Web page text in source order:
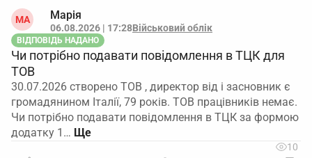
МА Марія
06.08.2026 | 17:28Військовий облік
ВІДПОВІДЬ НАДАНО
Чи потрібно подавати повідомлення в ТЦК для
ТОВ
30.07.2026 створено ТОВ , директор від і засновник є
громадянином Італії, 79 років. ТОВ працівників немає.
Чи потрібно подавати повідомлення в ТЦК за формою
додатку 1…
10